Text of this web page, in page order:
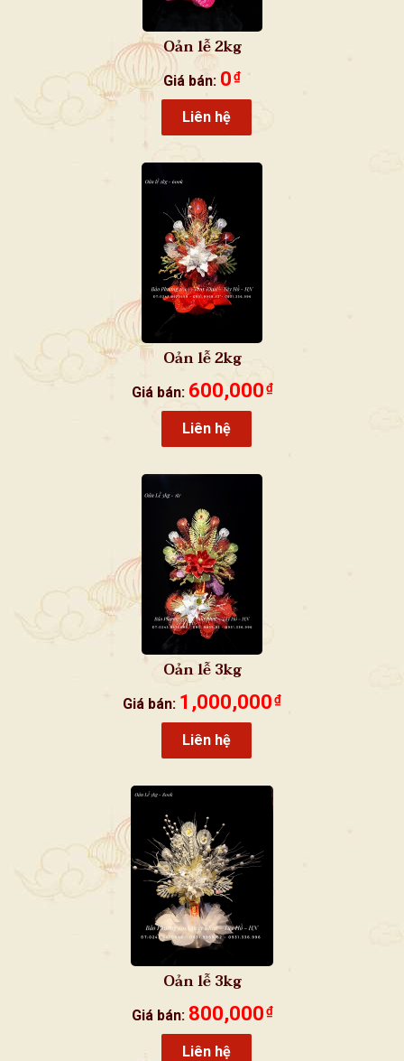
Oản lễ 2kg
Giá bán: 0 ₫
Liên hệ
Oản lễ 2kg
Giá bán: 600,000 ₫
Liên hệ
Oản lễ 3kg
Giá bán: 1,000,000 ₫
Liên hệ
Oản lễ 3kg
Giá bán: 800,000 ₫
Liên hệ